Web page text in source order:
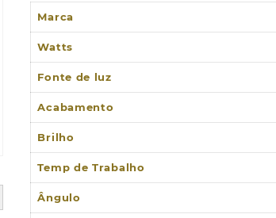
Marca
Watts
Fonte de luz
Acabamento
Brilho
Temp de Trabalho
Ângulo